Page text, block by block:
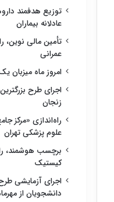
توزیع هدفمند
عادلانه بیماران
تأمین مالی نوین،
عمرانی
امروز ماه میزبان
اجرای طرح
زنجان
راه‌اندازی «مرکز
علوم پزشکی تهران
برچسب هوشمند،
کیستیک
اجرای آزمایشی
دانشجویان از